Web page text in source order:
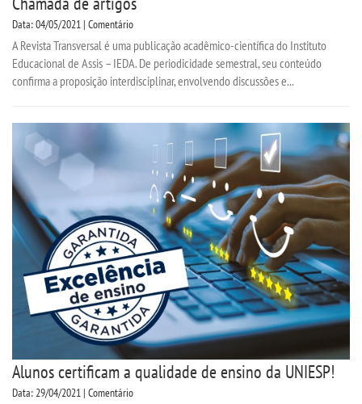
Data: 04/05/2021 | Comentário
A Revista Transversal é uma publicação acadêmico-científica do Instituto
Educacional de Assis – IEDA. De periodicidade semestral, seu conteúdo
confirma a proposição interdisciplinar, envolvendo discussões e...
Alunos certificam a qualidade de ensino da UNIESP!
Data: 29/04/2021 | Comentário